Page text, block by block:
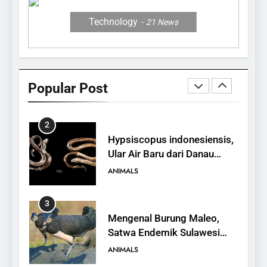
Technology 21 News
Popular Post
ANIMALS
1
Antelope, Si Antelop
2
Hypsiscopus indonesiensis,
Ular Air Baru dari Danau
Towuti
ANIMALS
3
Mengenal Burung Maleo,
Satwa Endemik Sulawesi
yang Terancam Punah
ANIMALS